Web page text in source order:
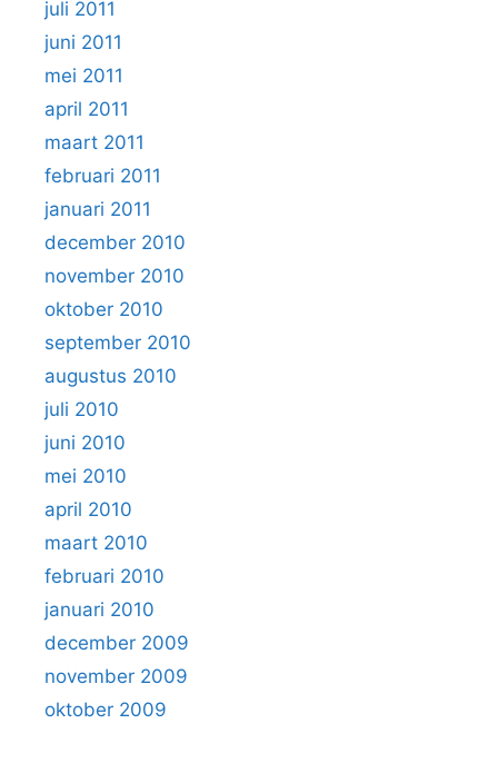
juli 2011
juni 2011
mei 2011
april 2011
maart 2011
februari 2011
januari 2011
december 2010
november 2010
oktober 2010
september 2010
augustus 2010
juli 2010
juni 2010
mei 2010
april 2010
maart 2010
februari 2010
januari 2010
december 2009
november 2009
oktober 2009